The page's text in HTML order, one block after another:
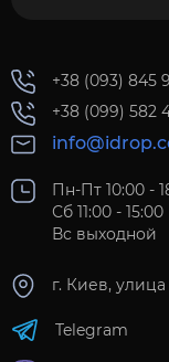
+38 (093) 845
+38 (099) 582
Пн-Пт 10:00 -
Сб 11:00 - 15:00
Вс выходной
г. Киев,
Telegram